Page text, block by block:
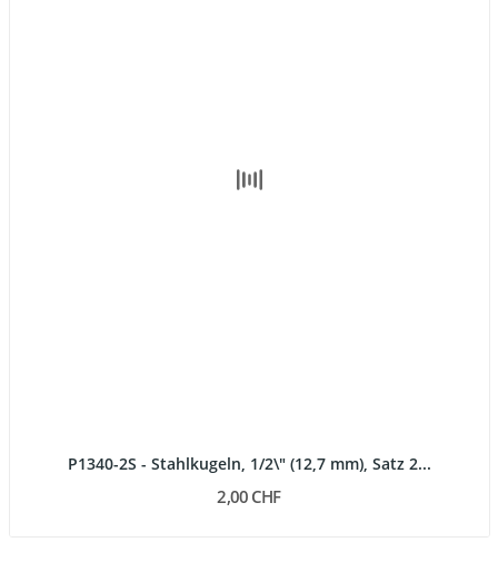
P1340-2S - Stahlkugeln, 1/2\" (12,7 mm), Satz 2...
2,00 CHF